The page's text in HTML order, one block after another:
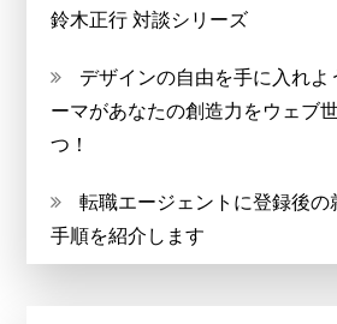
鈴木正行 対談シリーズ
デザインの自由を手に入れ
ーマがあなたの創造力をウェブ
つ！
転職エージェントに登録後
手順を紹介します